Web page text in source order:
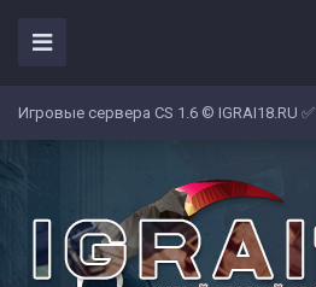
Игровые сервера CS 1.6 © IGRAI18.RU ✅